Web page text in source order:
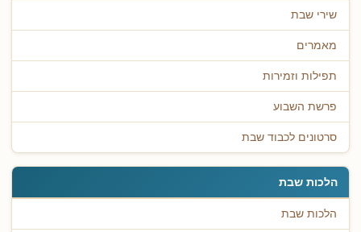
שירי שבת
מאמרים
תפילות וזמירות
פרשת השבוע
סרטונים לכבוד שבת
הלכות שבת
הלכות שבת